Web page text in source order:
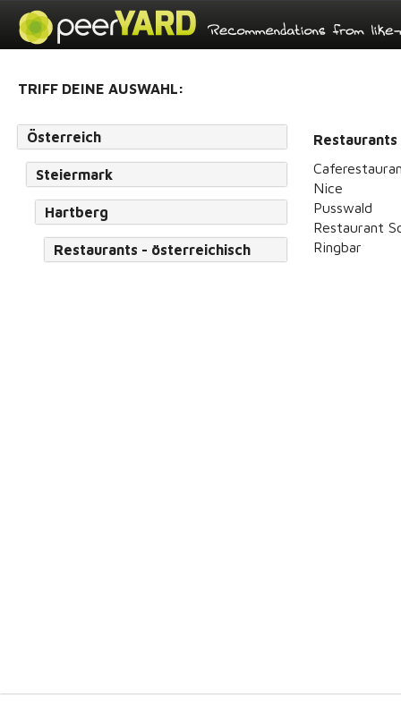
TRIFF DEINE AUSWAHL:
Österreich
Steiermark
Hartberg
Restaurants - österreichisch
Nice
Pusswald
Restaurant
Ringbar